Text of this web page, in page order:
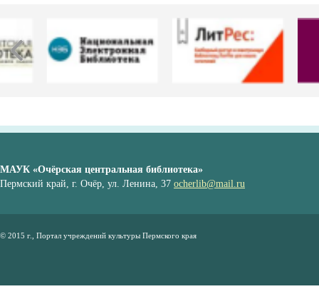
МАУК «Очёрская центральная библиотека»
Пермский край, г. Очёр, ул. Ленина, 37 ocherlib@mail.ru
© 2015 г., Портал учреждений культуры Пермского края